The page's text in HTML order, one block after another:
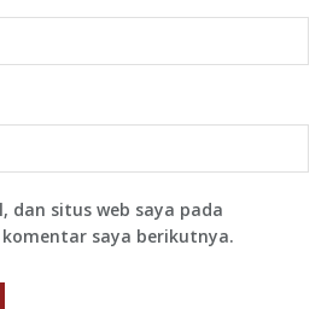
dan situs web saya pada
saya berikutnya.